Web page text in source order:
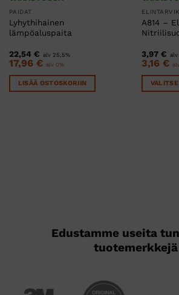
PAIDAT
Lyhythihainen
lämpöaluspaita
22,54 € alv 25,5%
17,96 € alv 0%
LISÄÄ OSTOSKORIIN
A814 –
3,97 € alv
3,16 €
Edustamme useita
tuotemerkkejä